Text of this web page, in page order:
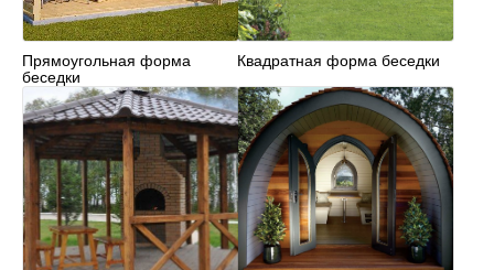
Прямоугольная форма
беседки
Квадратная форма беседки